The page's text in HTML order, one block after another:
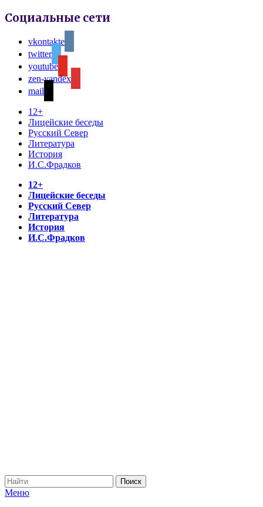
Социальные сети
vkontakte
twitter
youtube
zen-yandex
mail
12+
Лицейские беседы
Русский Север
Литература
История
И.С.Фрадков
12+
Лицейские беседы
Русский Север
Литература
История
И.С.Фрадков
Меню